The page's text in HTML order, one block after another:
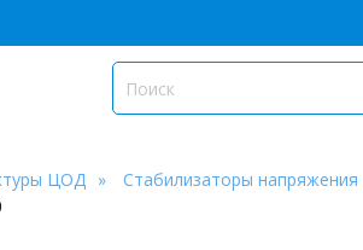
ЦОД Стабилизаторы напряжения